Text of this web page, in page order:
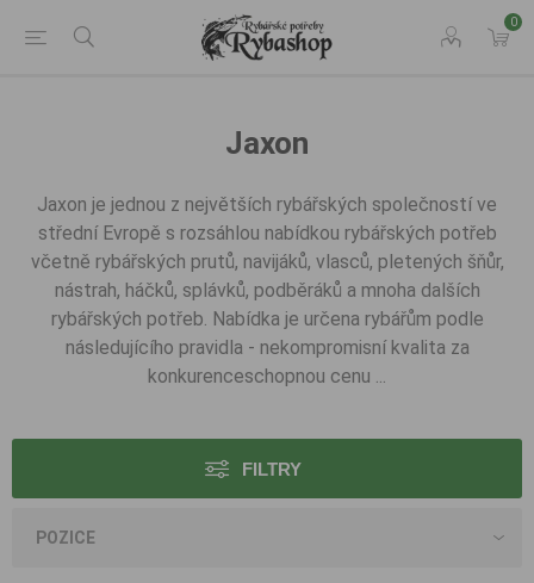
0
Jaxon
Jaxon je jednou z největších rybářských společností ve
střední Evropě s rozsáhlou nabídkou rybářských potřeb
včetně rybářských prutů, navijáků, vlasců, pletených šňůr,
nástrah, háčků, splávků, podběráků a mnoha dalších
rybářských potřeb. Nabídka je určena rybářům podle
následujícího pravidla - nekompromisní kvalita za
konkurenceschopnou cenu ...
FILTRY